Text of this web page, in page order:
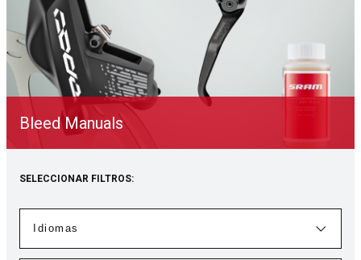
Bleed Manuals
SELECCIONAR FILTROS: